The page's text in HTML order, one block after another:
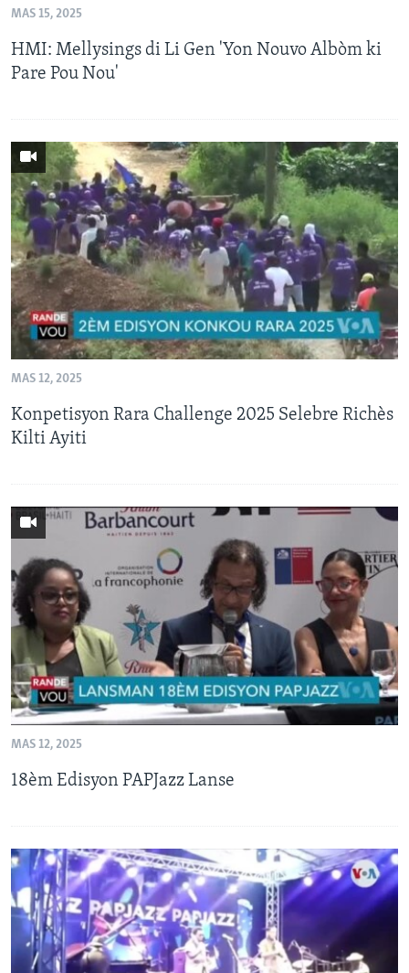
MAS 15, 2025
HMI: Mellysings di Li Gen 'Yon Nouvo Albòm ki
Pare Pou Nou'
MAS 12, 2025
Konpetisyon Rara Challenge 2025 Selebre Richès
Kilti Ayiti
MAS 12, 2025
18èm Edisyon PAPJazz Lanse